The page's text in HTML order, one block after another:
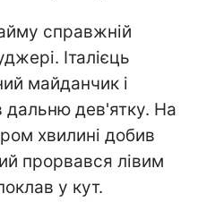
справжній
Італієць
майданчик і
дальню дев'ятку. На
хвилині добив
прорвався лівим
у кут.